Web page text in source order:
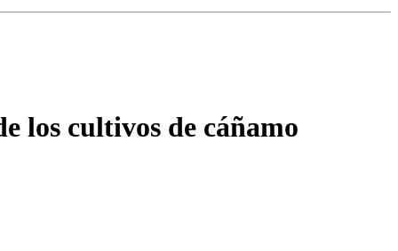
los cultivos de cáñamo